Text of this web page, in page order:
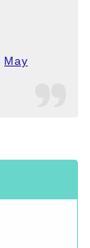
May